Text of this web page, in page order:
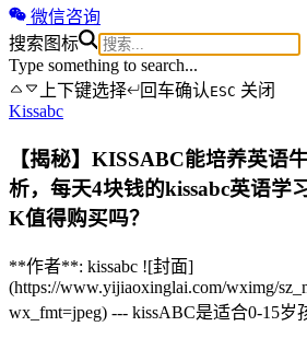
微信咨询
搜索图标
Type something to search...
上下键选择
回车确认 ESC 关闭
Kissabc
【揭秘】KISSABC能培养英语
析，每天4块钱的kissabc英语学
K值得购买吗？
**作者**: kissabc ![封面]
(https://www.yijiaoxinglai.com/wximg/
wx_fmt=jpeg) --- kissABC是适合0-15